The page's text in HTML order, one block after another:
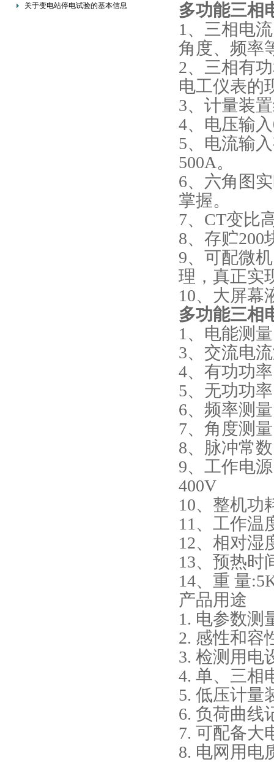
关于变电站停电试验的基本信息
多功能三相
1、三相电
角度、频率
2、三相有
电工仪表的
3、计量装
4、电压输
5、电流输
500A。
6、六角图
掌握。
7、CT变比
8、存贮200
9、可配微
理，真正实
10、大屏幕
多功能三相
1、电能测
3、交流电
4、有功功
5、无功功
6、频率测
7、角度测量
8、脉冲常数
9、工作电
400V
10、整机功
11、工作
12、相对湿
13、预热时
14、重 量
产品用途
1. 电参数测
2. 感性和容
3. 检测用电
4. 单、三相
5. 低压计量
6. 负荷曲线
7. 可配备大
8. 电网用电